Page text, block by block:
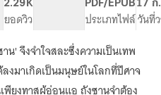
ยุทธ์
ภูต
ถัง
ซาน
:
ภาค
2.29K
ยอดวิว
PDF/EPUB
ประเภทไฟล์
17
วันที่
น' จึงจำใจสละซึ่งความเป็นเทพ
งมาเกิดเป็นมนุษย์ในโลกที่ปีศาจ
ยงทาสผู้อ่อนแอ ถังซานจำต้อง